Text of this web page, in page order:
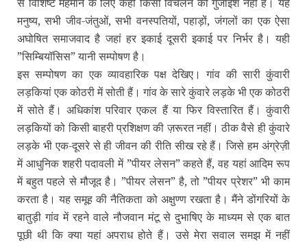
मनुष्‍य, सभी जीव-जंतुओं, सभी वनस्‍पतियों, पहाड़ों, जंगलों का एक ऐसा
अघोषित समाजवाद है जहां हर इकाई दूसरी इकाई पर निर्भर है। यही
”सिम्बियॉसिस” यानी सम्‍पोषण है।
इस सम्‍पोषण का एक व्‍यावहारिक पक्ष देखिए। गांव की सारी कुंवारी
लड़कियां एक कोठरी में सोती हैं। गांव के सारे कुंवारे लड़के भी एक कोठरी
में सोते हैं। अधिकांश परिवार एकल हैं या फिर विस्‍तारित हैं। कुंवारी
लड़कियों को किसी बाहरी प्रशिक्षण की ज़रूरत नहीं। ठीक वैसे ही कुंवारे
लड़के भी एक-दूसरे से ही जीवन की रीति सीख रहे हैं। जिसे हम अंग्रेज़ी
में आधुनिक शहरी पदावली में ”पीयर लेसन” कहते हैं, वह यहां आदिम रूप
में बहुत पहले से मौजूद है। ”पीयर लेसन” है, तो ”पीयर प्रेशर” भी काम
करता है। यह समूह की नैतिकता को अक्षुण्‍ण रखता है। मैंने डोंगरियों के
बातुड़ी गांव में रहने वाले नौजवान मंटू से दुभाषिए के माध्‍यम से एक बात
पूछी थी कि क्‍या यहां अपराध होते हैं। उसे मेरा सवाल समझ में नहीं